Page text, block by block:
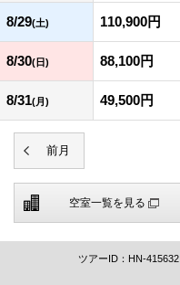
8/29(土) 110,900円
8/30(日) 88,100円
8/31(月) 49,500円
空室一覧を見る
ツアーID：HN-415632